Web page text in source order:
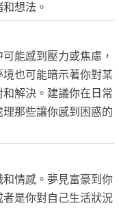
想法。
能感到壓力或焦慮，
也可能暗示著你對某
解決。建議你在日常
那些讓你感到困惑的
情感。夢見富豪到你
是你對自己生活狀況